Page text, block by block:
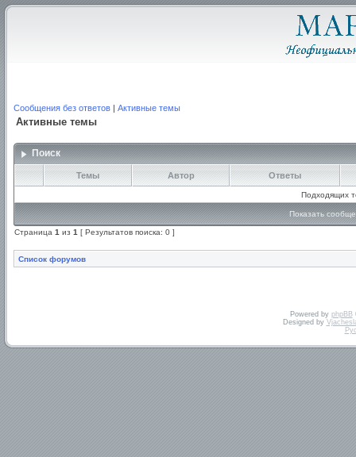
Сообщения без ответов | Активные темы
Активные темы
Поиск
Темы Автор Ответы
Подходящих
Показать
Страница 1 из 1 [ Результатов поиска: 0 ]
Список форумов
Powered by phpBB
Designed by